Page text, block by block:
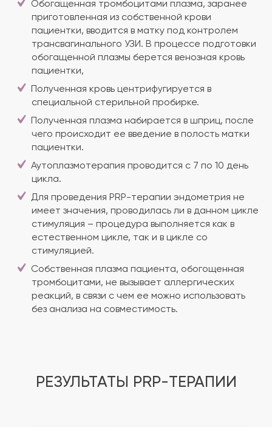
Обогащенная тромбоцитами плазма, заранее
приготовленная из собственной крови
пациентки, вводится в матку под контролем
трансвагинального УЗИ. В процессе подготовки
обогащенной плазмы берется венозная кровь
пациентки,
Полученная кровь центрифугируется в
специальной стерильной пробирке.
Полученная плазма набирается в шприц, после
чего происходит ее введение в полость матки
пациентки.
Аутоплазмотерапия проводится с 7 по 10 день
цикла.
Для проведения PRP-терапии эндометрия не
имеет значения, проводилась ли в данном цикле
стимуляция – процедура выполняется как в
естественном цикле, так и в цикле со
стимуляцией.
Собственная плазма пациента, обогощенная
тромбоцитами, не вызывает аллергических
реакций, в связи с чем ее можно использовать
без анализа на совместимость.
РЕЗУЛЬТАТЫ PRP-ТЕРАПИИ